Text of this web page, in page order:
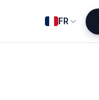
FR